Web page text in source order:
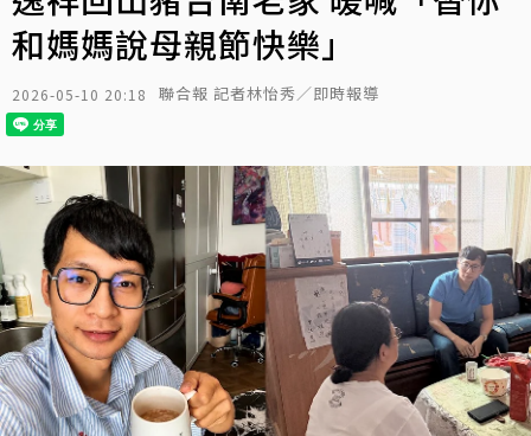
和媽媽說母親節快樂」
2026-05-10 20:18 聯合報 記者林怡秀／即時報導